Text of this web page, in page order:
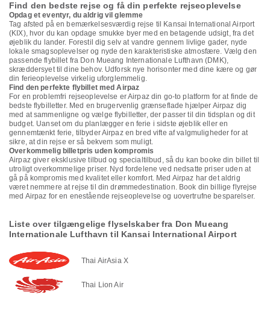
Find den bedste rejse og få din perfekte rejseoplevelse
Opdag et eventyr, du aldrig vil glemme
Tag afsted på en bemærkelsesværdig rejse til Kansai International Airport
(KIX), hvor du kan opdage smukke byer med en betagende udsigt, fra det
øjeblik du lander. Forestil dig selv at vandre gennem livlige gader, nyde
lokale smagsoplevelser og nyde den karakteristiske atmosfære. Vælg den
passende flybillet fra Don Mueang Internationale Lufthavn (DMK),
skræddersyet til dine behov. Udforsk nye horisonter med dine kære og gør
din ferieoplevelse virkelig uforglemmelig.
Find den perfekte flybillet med Airpaz
For en problemfri rejseoplevelse er Airpaz din go-to platform for at finde de
bedste flybilletter. Med en brugervenlig grænseflade hjælper Airpaz dig
med at sammenligne og vælge flybilletter, der passer til din tidsplan og dit
budget. Uanset om du planlægger en ferie i sidste øjeblik eller en
gennemtænkt ferie, tilbyder Airpaz en bred vifte af valgmuligheder for at
sikre, at din rejse er så bekvem som muligt.
Overkommelig billetpris uden kompromis
Airpaz giver eksklusive tilbud og specialtilbud, så du kan booke din billet til
utroligt overkommelige priser. Nyd fordelene ved nedsatte priser uden at
gå på kompromis med kvalitet eller komfort. Med Airpaz har det aldrig
været nemmere at rejse til din drømmedestination. Book din billige flyrejse
med Airpaz for en enestående rejseoplevelse og uovertrufne besparelser.
Liste over tilgængelige flyselskaber fra Don Mueang
Internationale Lufthavn til Kansai International Airport
Thai AirAsia X
Thai Lion Air